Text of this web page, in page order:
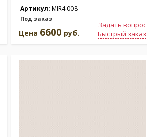
Артикул: MIR4 008
Под заказ
Задать вопрос
Быстрый заказ
Цена 6600 руб.